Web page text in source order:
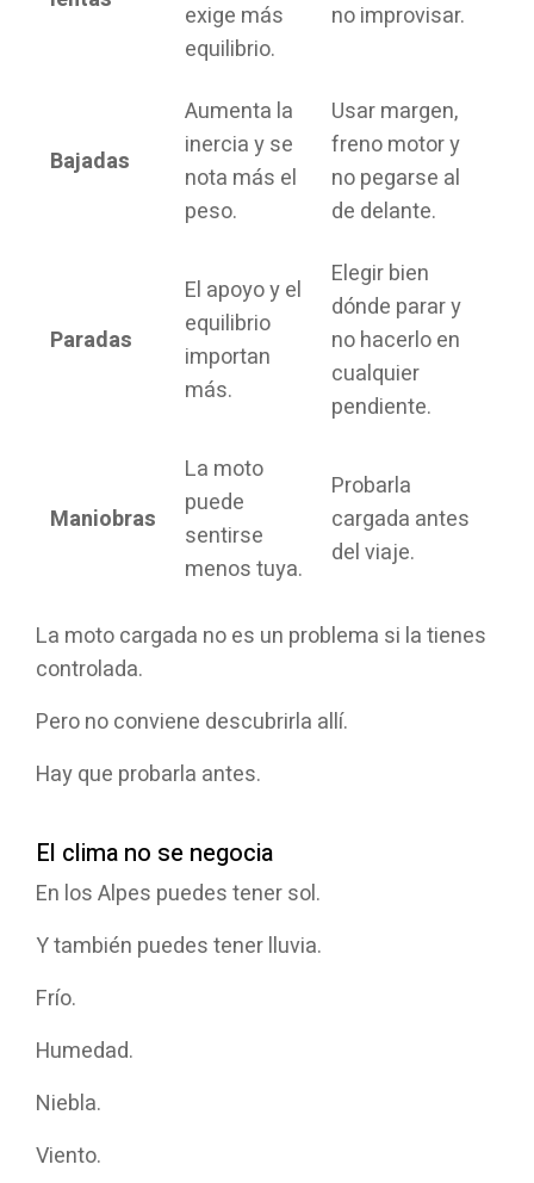
exige más
equilibrio.
no improvisar.
Bajadas
Aumenta la
inercia y se
nota más el
peso.
Usar margen,
freno motor y
no pegarse al
de delante.
Paradas
El apoyo y el
equilibrio
importan
más.
Elegir bien
dónde parar y
no hacerlo en
cualquier
pendiente.
Maniobras
La moto
puede
sentirse
menos tuya.
Probarla
cargada antes
del viaje.
La moto cargada no es un problema si la tienes
controlada.
Pero no conviene descubrirla allí.
Hay que probarla antes.
El clima no se negocia
En los Alpes puedes tener sol.
Y también puedes tener lluvia.
Frío.
Humedad.
Niebla.
Viento.